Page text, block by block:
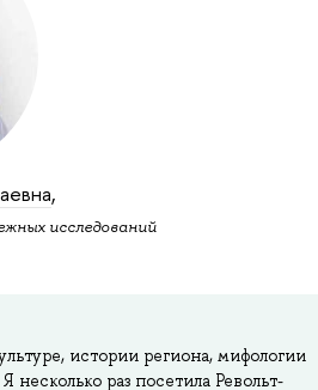
,
исследований
истории региона, мифологии
раз посетила Револьт-